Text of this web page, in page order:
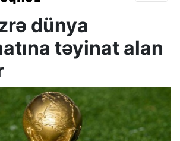
dünya
təyinat alan